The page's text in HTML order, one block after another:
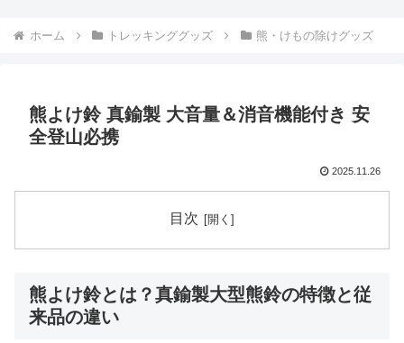
ホーム トレッキンググッズ 熊・けもの除けグッズ
熊よけ鈴 真鍮製 大音量＆消音機能付き 安
全登山必携
2025.11.26
目次
熊よけ鈴とは？真鍮製大型熊鈴の特徴と従
来品の違い